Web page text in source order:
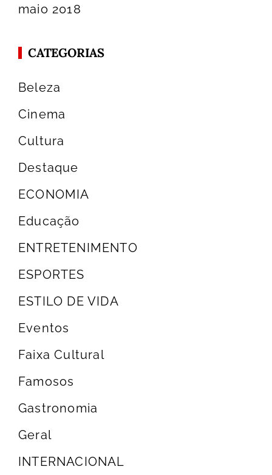
maio 2018
CATEGORIAS
Beleza
Cinema
Cultura
Destaque
ECONOMIA
Educação
ENTRETENIMENTO
ESPORTES
ESTILO DE VIDA
Eventos
Faixa Cultural
Famosos
Gastronomia
Geral
INTERNACIONAL